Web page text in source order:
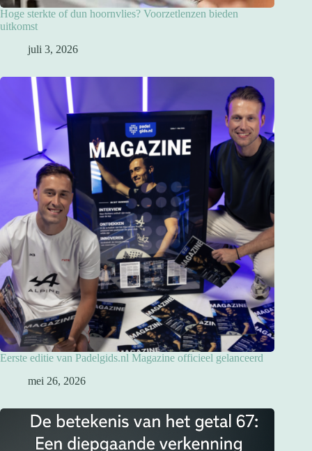
Hoge sterkte of dun hoornvlies? Voorzetlenzen bieden
uitkomst
juli 3, 2026
Eerste editie van Padelgids.nl Magazine officieel gelanceerd
mei 26, 2026